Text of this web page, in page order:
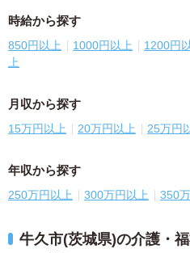
時給から探す
850円以上 1000円以上 1200円
上
月収から探す
15万円以上 20万円以上 25万円
年収から探す
250万円以上 300万円以上 350
牛久市(茨城県)の介護・